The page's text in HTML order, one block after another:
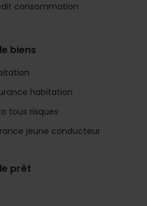
consommation
biens
habitation
tous risques
jeune conducteur
prêt